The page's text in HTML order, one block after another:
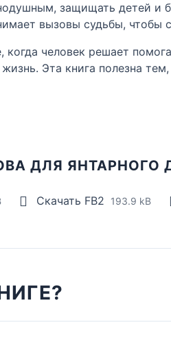
защищать детей и
вызовы судьбы, чтобы
человек решает
Эта книга полезна
ДЛЯ ЯНТАРНОГО
Скачать FB2 193.9 kB